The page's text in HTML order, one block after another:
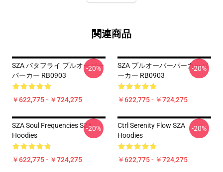
関連商品
SZA バタフライ プルオーバー
パーカー RB0903
￥622,775 - ￥724,275
-20%
SZA プルオーバーパーカーパ
ーカー RB0903
￥622,775 - ￥724,275
-20%
SZA Soul Frequencies SZA
Hoodies
￥622,775 - ￥724,275
-20%
Ctrl Serenity Flow SZA
Hoodies
￥622,775 - ￥724,275
-20%